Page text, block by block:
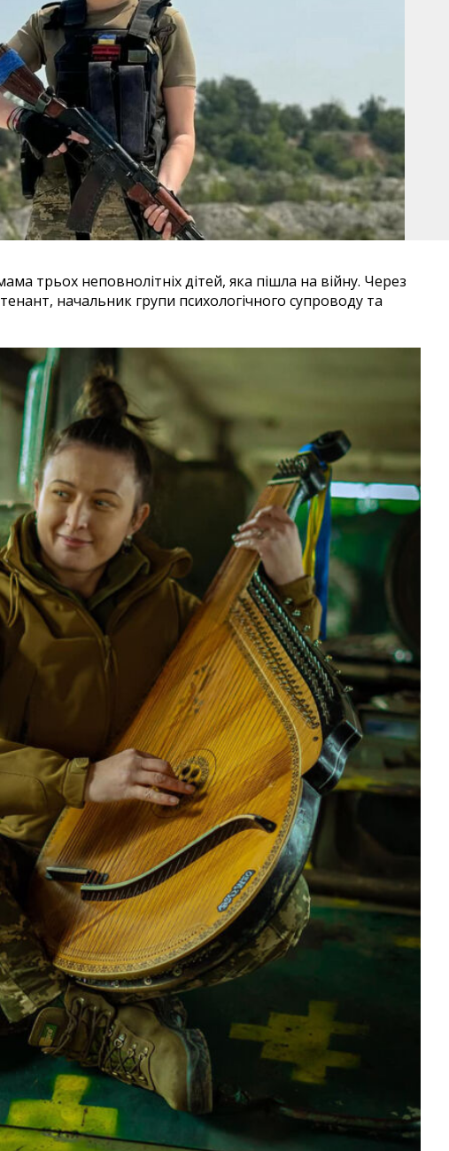
трьох неповнолітніх дітей, яка пішла на війну. Через
начальник групи психологічного супроводу та